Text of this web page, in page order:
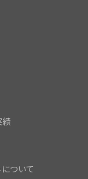
績
ついて